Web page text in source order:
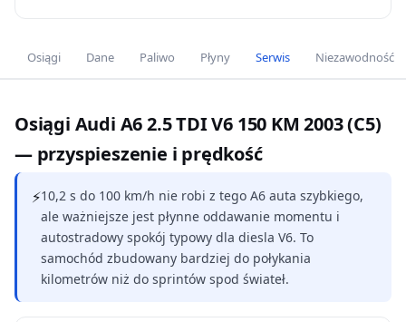
Osiągi Dane Paliwo Płyny Serwis Niezawodność
Osiągi Audi A6 2.5 TDI V6 150 KM 2003 (C5)
— przyspieszenie i prędkość
⚡10,2 s do 100 km/h nie robi z tego A6 auta szybkiego,
ale ważniejsze jest płynne oddawanie momentu i
autostradowy spokój typowy dla diesla V6. To
samochód zbudowany bardziej do połykania
kilometrów niż do sprintów spod świateł.